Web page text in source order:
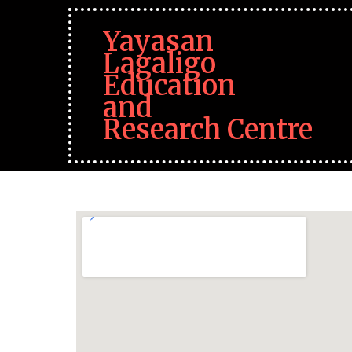
Yayasan
Lagaligo
Education
and
Research Centre